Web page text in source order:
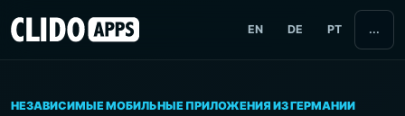
EN DE PT ...
НЕЗАВИСИМЫЕ МОБИЛЬНЫЕ ПРИЛОЖЕНИЯ ИЗ ГЕРМАНИИ